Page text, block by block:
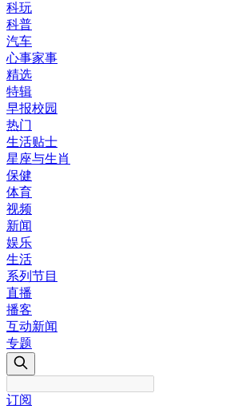
科玩
科普
汽车
心事家事
精选
特辑
早报校园
热门
生活贴士
星座与生肖
保健
体育
视频
新闻
娱乐
生活
系列节目
直播
播客
互动新闻
专题
订阅